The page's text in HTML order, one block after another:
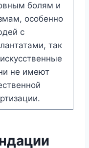
болям и
особенно
с
так
не имеют